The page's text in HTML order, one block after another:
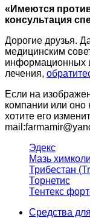
«Имеются
консультация
Дорогие друзья.
медицинским
информационных
лечения,
Если на
компании или
хотите его
Эдекс
Мазь
Трибестан
Торнетис
Тентекс
Средства